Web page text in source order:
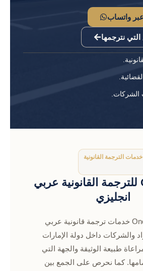
واتساب
نترجمها
الشركات.
خدمات الترجمة القانونية
One Point للترجمة القانونية عربي
انجليزي
تقدم One Point خدمات ترجمة قانونية عربي
والشركات داخل دولة الإمارات
طبيعة الوثيقة والجهة التي
كما نحرص على الجمع بين